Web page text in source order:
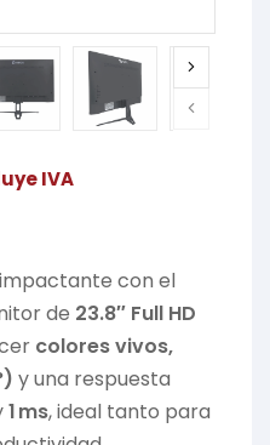
IVA
con el
de 23.8″ Full HD
colores vivos,
y una respuesta
1 ms, ideal tanto para